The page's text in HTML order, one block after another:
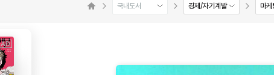
국내도서 경제/자기계발 마케
AD